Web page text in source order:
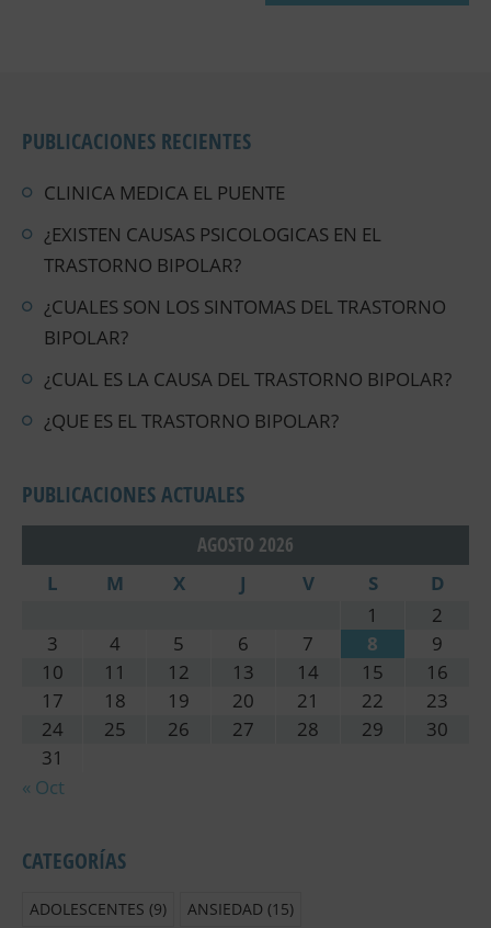
PUBLICACIONES RECIENTES
CLINICA MEDICA EL PUENTE
¿EXISTEN CAUSAS PSICOLOGICAS EN EL
TRASTORNO BIPOLAR?
¿CUALES SON LOS SINTOMAS DEL TRASTORNO
BIPOLAR?
¿CUAL ES LA CAUSA DEL TRASTORNO BIPOLAR?
¿QUE ES EL TRASTORNO BIPOLAR?
PUBLICACIONES ACTUALES
AGOSTO 2026
L
M X J V S
D
1
2
3
4 5 6 7 8
9
10
11 12 13 14 15
16
17
18 19 20 21 22
23
24
25 26 27 28 29
30
31
« Oct
CATEGORÍAS
ADOLESCENTES (9) ANSIEDAD (15)